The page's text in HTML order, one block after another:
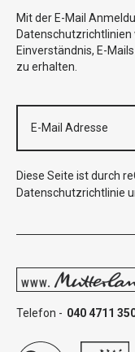
Mit der E-Mail
Einverständnis, E-
zu erhalten.
Diese Seite ist durch
Datenschutzrichtlinie
Telefon - 040 4711